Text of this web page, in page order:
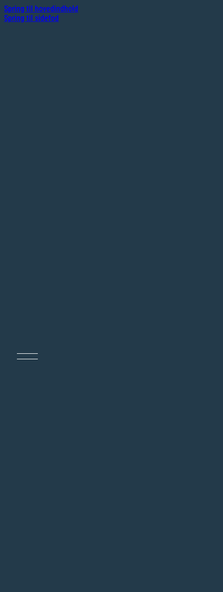
Spring til hovedindhold
Spring til sidefod